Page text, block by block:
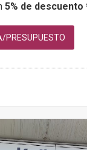
5% de descuento
PRESUPUESTO